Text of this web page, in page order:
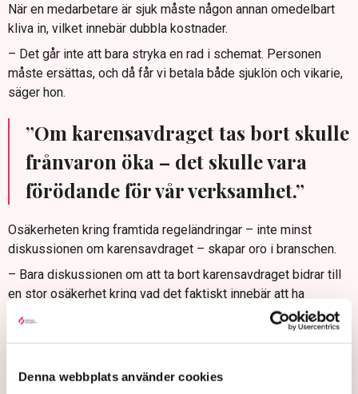
Denna webbplats använder cookies
När en medarbetare är sjuk måste någon annan omedelbart
kliva in, vilket innebär dubbla kostnader.
– Det går inte att bara stryka en rad i schemat. Personen
måste ersättas, och då får vi betala både sjuklön och vikarie,
säger hon.
”Om karensavdraget tas bort skulle
frånvaron öka – det skulle vara
förödande för vår verksamhet.”
Osäkerheten kring framtida regeländringar – inte minst
diskussionen om karensavdraget – skapar oro i branschen.
– Bara diskussionen om att ta bort karensavdraget bidrar till
en stor osäkerhet kring vad det faktiskt innebär att ha
personal anställd, säger Malin Hamlin.
hämma tillväxten.